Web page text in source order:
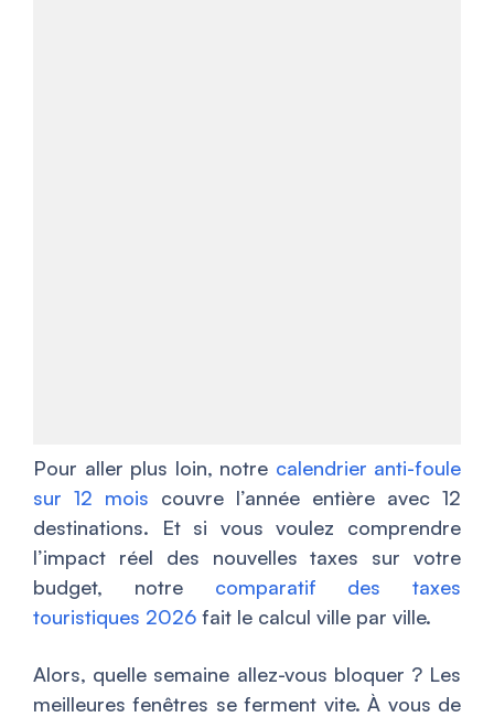
Pour aller plus loin, notre calendrier anti-foule
sur 12 mois couvre l’année entière avec 12
destinations. Et si vous voulez comprendre
l’impact réel des nouvelles taxes sur votre
budget, notre comparatif des taxes
touristiques 2026 fait le calcul ville par ville.
Alors, quelle semaine allez-vous bloquer ? Les
meilleures fenêtres se ferment vite. À vous de